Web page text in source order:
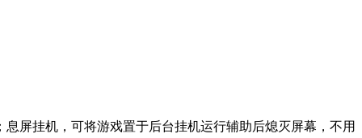
屏挂机，可将游戏置于后台挂机运行辅助后熄灭屏幕，不用